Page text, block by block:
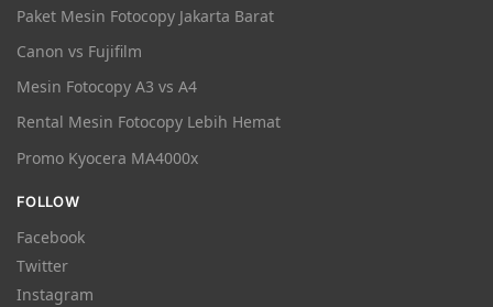
Paket Mesin Fotocopy Jakarta Barat
Canon vs Fujifilm
Mesin Fotocopy A3 vs A4
Rental Mesin Fotocopy Lebih Hemat
Promo Kyocera MA4000x
FOLLOW
Facebook
Twitter
Instagram